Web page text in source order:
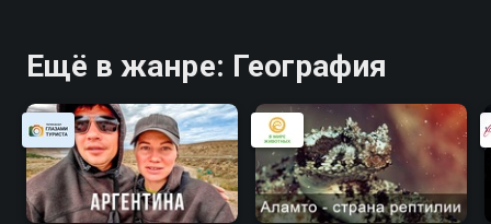
Ещё в жанре: География